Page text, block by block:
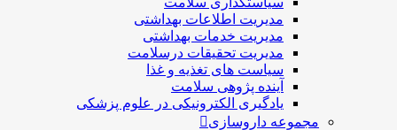
مدیریت اطلاعات بهداشتی
مدیریت خدمات بهداشتی
مدیریت تحقیقات درسلامت
سیاست های تغذیه و غذا
آینده پژوهی سلامت
یادگیری الکترونیکی در علوم پزشکی
مجموعه داروسازی